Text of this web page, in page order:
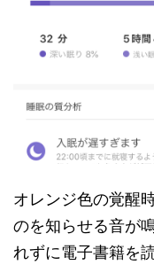
オレンジ色の覚醒
のを知らせる音が
れずに電子書籍を